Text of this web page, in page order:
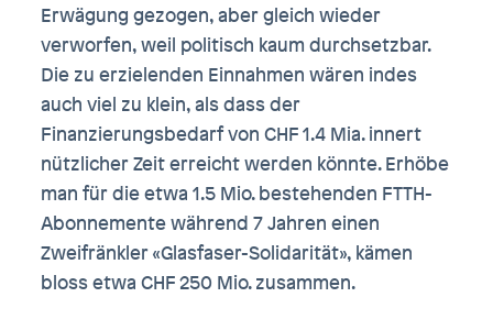
Erwägung gezogen, aber gleich wieder
verworfen, weil politisch kaum durchsetzbar.
Die zu erzielenden Einnahmen wären indes
auch viel zu klein, als dass der
Finanzierungsbedarf von CHF 1.4 Mia. innert
nützlicher Zeit erreicht werden könnte. Erhöbe
man für die etwa 1.5 Mio. bestehenden FTTH-
Abonnemente während 7 Jahren einen
Zweifränkler «Glasfaser-Solidarität», kämen
bloss etwa CHF 250 Mio. zusammen.